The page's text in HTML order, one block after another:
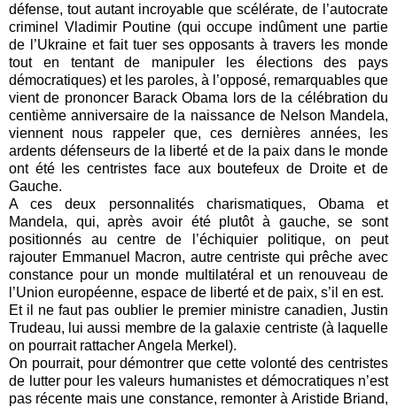
défense, tout autant incroyable que scélérate, de l’autocrate
criminel Vladimir Poutine (qui occupe indûment une partie
de l’Ukraine et fait tuer ses opposants à travers les monde
tout en tentant de manipuler les élections des pays
démocratiques) et les paroles, à l’opposé, remarquables que
vient de prononcer Barack Obama lors de la célébration du
centième anniversaire de la naissance de Nelson Mandela,
viennent nous rappeler que, ces dernières années, les
ardents défenseurs de la liberté et de la paix dans le monde
ont été les centristes face aux boutefeux de Droite et de
Gauche.
A ces deux personnalités charismatiques, Obama et
Mandela, qui, après avoir été plutôt à gauche, se sont
positionnés au centre de l’échiquier politique, on peut
rajouter Emmanuel Macron, autre centriste qui prêche avec
constance pour un monde multilatéral et un renouveau de
l’Union européenne, espace de liberté et de paix, s’il en est.
Et il ne faut pas oublier le premier ministre canadien, Justin
Trudeau, lui aussi membre de la galaxie centriste (à laquelle
on pourrait rattacher Angela Merkel).
On pourrait, pour démontrer que cette volonté des centristes
de lutter pour les valeurs humanistes et démocratiques n’est
pas récente mais une constance, remonter à Aristide Briand,